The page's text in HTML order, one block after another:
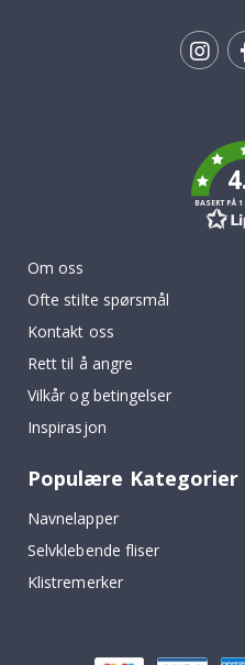
BASERT PÅ
Om oss
Ofte stilte spørsmål
Kontakt oss
Rett til å angre
Vilkår og betingelser
Inspirasjon
Populære Kategorier
Navnelapper
Selvklebende fliser
Klistremerker